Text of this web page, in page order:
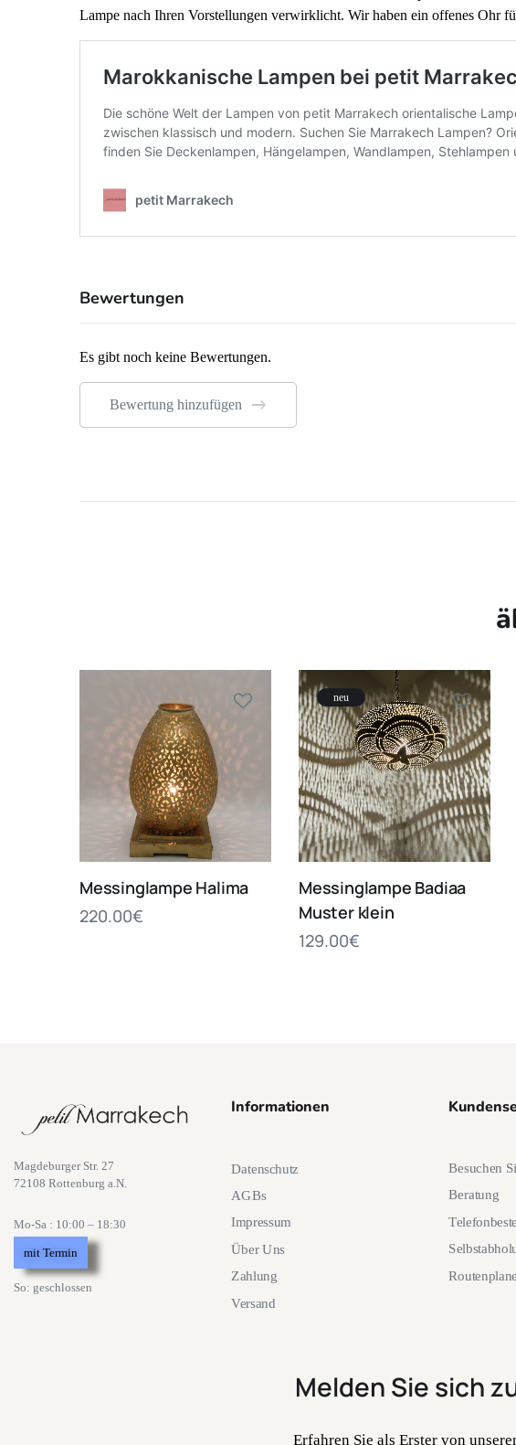
Lampe nach Ihren Vorstellungen verwirklicht. Wir haben ein offenes Ohr
Bewertungen
Es gibt noch keine Bewertungen.
Bewertung hinzufügen
Messinglampe Halima
220.00€
neu
Messinglampe Badiaa
Muster klein
129.00€
Magdeburger Str. 27
72108 Rottenburg a.N.
Mo-Sa : 10:00 – 18:30
mit Termin
So: geschlossen
Informationen
Datenschutz
AGBs
Impressum
Über Uns
Zahlung
Versand
Besuchen
Beratung
Melden Sie sich
Erfahren Sie als Erster von